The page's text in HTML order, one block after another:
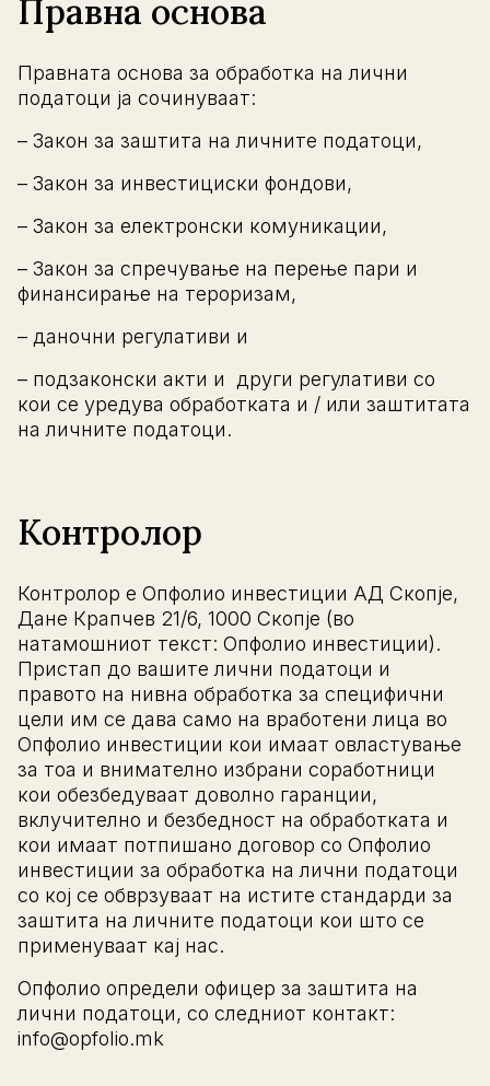
Правна основа
Правната основа за обработка на лични
податоци ја сочинуваат:
– Закон за заштита на личните податоци,
– Закон за инвестициски фондови,
– Закон за електронски комуникации,
– Закон за спречување на перење пари и
финансирање на тероризам,
– даночни регулативи и
– подзаконски акти и други регулативи со
кои се уредува обработката и / или заштитата
на личните податоци.
Контролор
Контролор е Опфолио инвестиции АД Скопје,
Дане Крапчев 21/6, 1000 Скопје (во
натамошниот текст: Опфолио инвестиции).
Пристап до вашите лични податоци и
правото на нивна обработка за специфични
цели им се дава само на вработени лица во
Опфолио инвестиции кои имаат овластување
за тоа и внимателно избрани соработници
кои обезбедуваат доволно гаранции,
вклучително и безбедност на обработката и
кои имаат потпишано договор со Опфолио
инвестиции за обработка на лични податоци
со кој се обврзуваат на истите стандарди за
заштита на личните податоци кои што се
применуваат кај нас.
Опфолио определи офицер за заштита на
лични податоци, со следниот контакт:
info@opfolio.mk